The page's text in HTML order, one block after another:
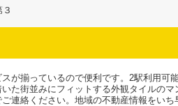
が揃っているので便利です。2駅利用可
た街並みにフィットする外観タイルの
連絡ください。地域の不動産情報をいち